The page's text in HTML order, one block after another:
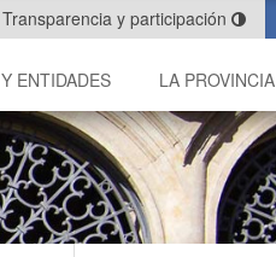
Transparencia y participación
ENTIDADES LA PROVINCIA